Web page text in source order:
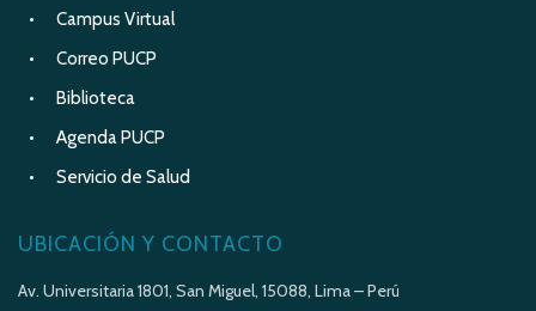
Campus Virtual
Correo PUCP
Biblioteca
Agenda PUCP
Servicio de Salud
UBICACIÓN Y CONTACTO
Av. Universitaria 1801, San Miguel, 15088, Lima – Perú